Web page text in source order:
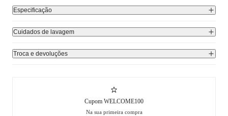
Especificação
Cuidados de lavagem
Troca e devoluções
Cupom WELCOME100
Na sua primeira compra